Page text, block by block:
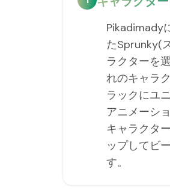
Pikadimady
たSprunky(
ラクターを
れのキャラ
ラックにユ
アニメーシ
キャラクタ
ップしてビ
す。